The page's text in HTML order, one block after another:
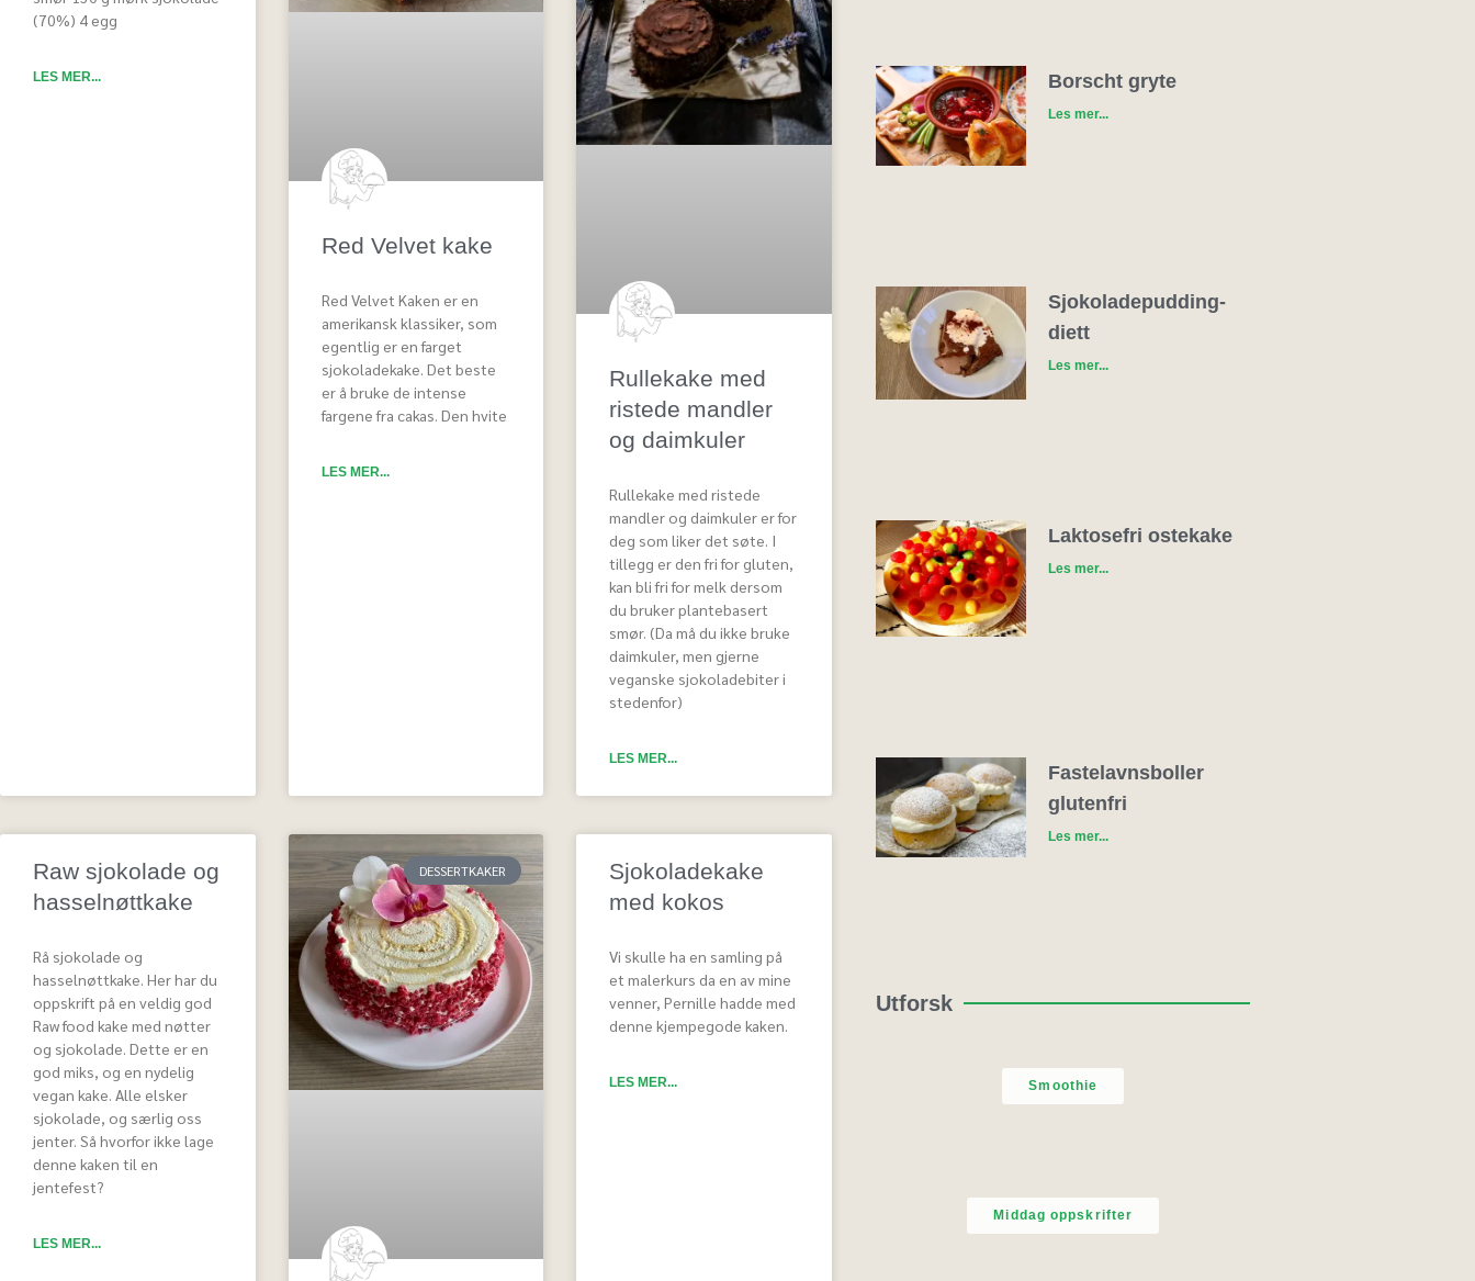
(70%) 4 egg
LES MER...
Red Velvet kake
Red Velvet Kaken er en
amerikansk klassiker, som
egentlig er en farget
sjokoladekake. Det beste
er å bruke de intense
fargene fra cakas. Den hvite
LES MER...
Rullekake med
ristede mandler
og daimkuler
Rullekake med ristede
mandler og daimkuler er for
deg som liker det søte. I
tillegg er den fri for gluten,
kan bli fri for melk dersom
du bruker plantebasert
smør. (Da må du ikke bruke
daimkuler, men gjerne
veganske sjokoladebiter i
stedenfor)
LES MER...
Raw sjokolade og
hasselnøttkake
Rå sjokolade og
hasselnøttkake. Her har du
oppskrift på en veldig god
Raw food kake med nøtter
og sjokolade. Dette er en
god miks, og en nydelig
vegan kake. Alle elsker
sjokolade, og særlig oss
jenter. Så hvorfor ikke lage
denne kaken til en
jentefest?
LES MER...
DESSERTKAKER
Sjokoladekake
med kokos
Vi skulle ha en samling på
et malerkurs da en av mine
venner, Pernille hadde med
denne kjempegode kaken.
LES MER...
Borscht gryte
Les mer...
Sjokoladepudding-
diett
Les mer...
Laktosefri ostekake
Les mer...
Fastelavnsboller
glutenfri
Les mer...
Utforsk
Smoothie
Middag oppskrifter